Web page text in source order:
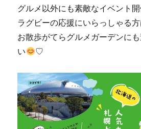
グルメ以外にも素敵なイベント
ラグビーの応援にいらっしゃる方
お散歩がてらグルメガーデンに
い
♡